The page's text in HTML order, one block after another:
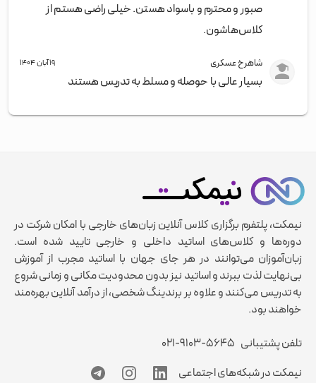
صبور و محترم و باسواد هستن. خیلی راضی هستم از
کلاس‌هاشون.
شاهرخ عسکری ۱۹ آبان ۱۴۰۴
بسیار عالی با حوصله و مسلط به تدریس هستند
نیمکت، پلتفرم برگزاری کلاس آنلاین زبان‌های خارجی با امکان شرکت در
دوره‌ها و کلاس‌های اساتید داخلی و خارجی تایید شده است.
زبان‌آموزان می‌توانند در هر جای جهان با اساتید مجرب از آموزش
بی‌نهایت لذت ببرند و اساتید نیز بدون محدودیت مکانی و زمانی شروع
به تدریس می‌کنند و علاوه بر برندینگ شخصی، از درآمد آنلاین بهره‌مند
خواهند بود.
تلفن پشتیبانی ۰۲۱-۹۱۰۳-۵۶۴۵
نیمکت در شبکه‌های اجتماعی